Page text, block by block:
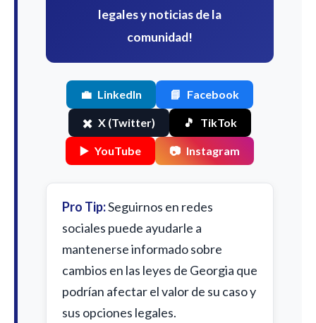
legales y noticias de la
comunidad!
💼 LinkedIn 📘 Facebook
✖️ X (Twitter) 🎵 TikTok
▶️ YouTube 📷 Instagram
Pro Tip:Seguirnos en redes
sociales puede ayudarle a
mantenerse informado sobre
cambios en las leyes de Georgia que
podrían afectar el valor de su caso y
sus opciones legales.